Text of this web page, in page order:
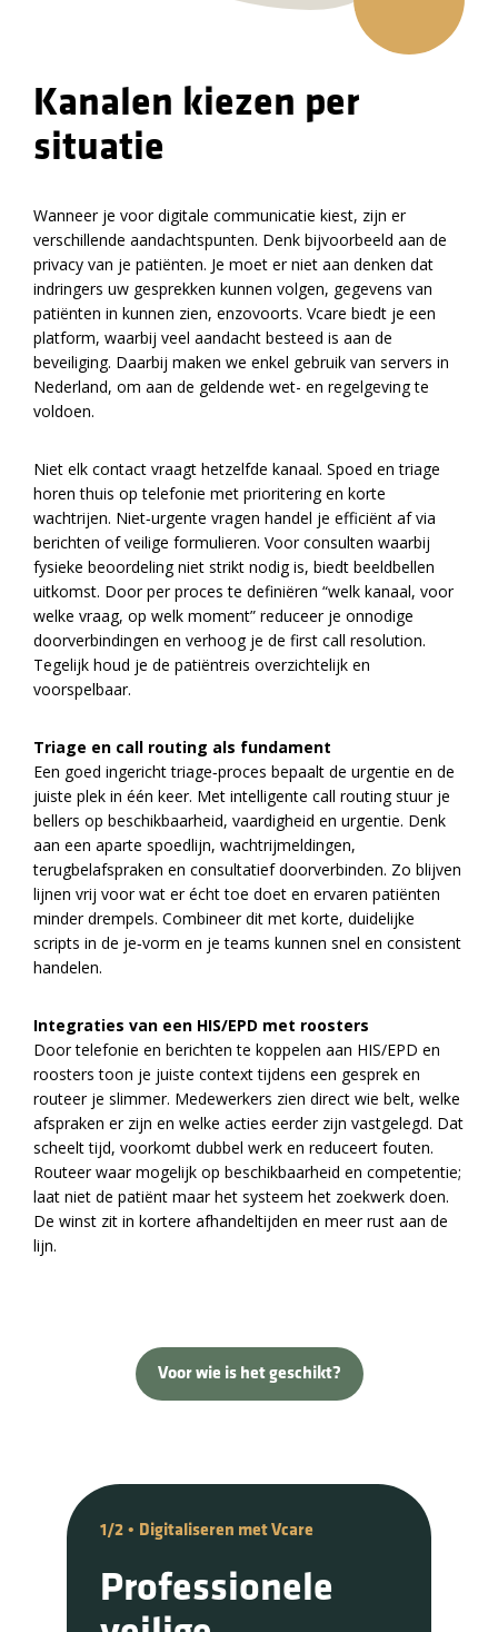
Kanalen kiezen per
situatie
Wanneer je voor digitale communicatie kiest, zijn er
verschillende aandachtspunten. Denk bijvoorbeeld aan de
privacy van je patiënten. Je moet er niet aan denken dat
indringers uw gesprekken kunnen volgen, gegevens van
patiënten in kunnen zien, enzovoorts. Vcare biedt je een
platform, waarbij veel aandacht besteed is aan de
beveiliging. Daarbij maken we enkel gebruik van servers in
Nederland, om aan de geldende wet- en regelgeving te
voldoen.
Niet elk contact vraagt hetzelfde kanaal. Spoed en triage
horen thuis op telefonie met prioritering en korte
wachtrijen. Niet‑urgente vragen handel je efficiënt af via
berichten of veilige formulieren. Voor consulten waarbij
fysieke beoordeling niet strikt nodig is, biedt beeldbellen
uitkomst. Door per proces te definiëren “welk kanaal, voor
welke vraag, op welk moment” reduceer je onnodige
doorverbindingen en verhoog je de first call resolution.
Tegelijk houd je de patiëntreis overzichtelijk en
voorspelbaar.
Triage en call routing als fundament
Een goed ingericht triage‑proces bepaalt de urgentie en de
juiste plek in één keer. Met intelligente call routing stuur je
bellers op beschikbaarheid, vaardigheid en urgentie. Denk
aan een aparte spoedlijn, wachtrijmeldingen,
terugbelafspraken en consultatief doorverbinden. Zo blijven
lijnen vrij voor wat er écht toe doet en ervaren patiënten
minder drempels. Combineer dit met korte, duidelijke
scripts in de je‑vorm en je teams kunnen snel en consistent
handelen.
Integraties van een HIS/EPD met roosters
Door telefonie en berichten te koppelen aan HIS/EPD en
roosters toon je juiste context tijdens een gesprek en
routeer je slimmer. Medewerkers zien direct wie belt, welke
afspraken er zijn en welke acties eerder zijn vastgelegd. Dat
scheelt tijd, voorkomt dubbel werk en reduceert fouten.
Routeer waar mogelijk op beschikbaarheid en competentie;
laat niet de patiënt maar het systeem het zoekwerk doen.
De winst zit in kortere afhandeltijden en meer rust aan de
lijn.
Voor wie is het geschikt?
1/2 • Digitaliseren met Vcare
Professionele
2/2 • dankzij het cloudplatform
Innovatief